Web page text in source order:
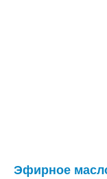
Эфирное